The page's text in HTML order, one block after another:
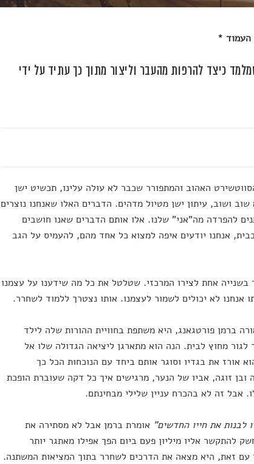
העמוד *
כיצד להרפות מהעבר וליצור מתוך כך עתיד על ידי
האהוב והמתפורר שכבר לא עולה עלינו, תכשיט ישן
ושוב, עיתון ישן מטיול מדהים. הדברים האלו שאנחנו נוצרים
להפרדה מה"אני" שלנו. אלו אותם הדברים שאנו חושבים
אנחנו יודעים איפה למצוא כל אחד מהם, להעמיס על הגב
אחת לצירו המרכזי. שטלטל את כל מה שידענו על עצמנו
אנחנו לא יכולים לשמור לעצמנו. אותו נצטרך ללמוד לשחרר.
ברמן פורטגאנג, היא משתפת בחוויית ההורות שלה לילד
מחוץ לבית. הנה הוא מתארגן ליציאה הגדולה שלו אל
אורז את בגדיו וסוגר אותם ביחד עם הנוכחות הכל כך
ובן זוגה, אביו של הנער, מרגישים איך כל דקה שעוברת הופכת
אבל זה לא בהכרח עניין שלילי מבחינתם.
לבנות את חייו החדשים" אומרת ברמן אבל לא מסתירה את
להתקשר אליו מיליון פעם ביום הפך אפילו מאתגר יותר
זאת, היא מצאה את הדרכים לשחרר בתוך המציאות המשתנה.